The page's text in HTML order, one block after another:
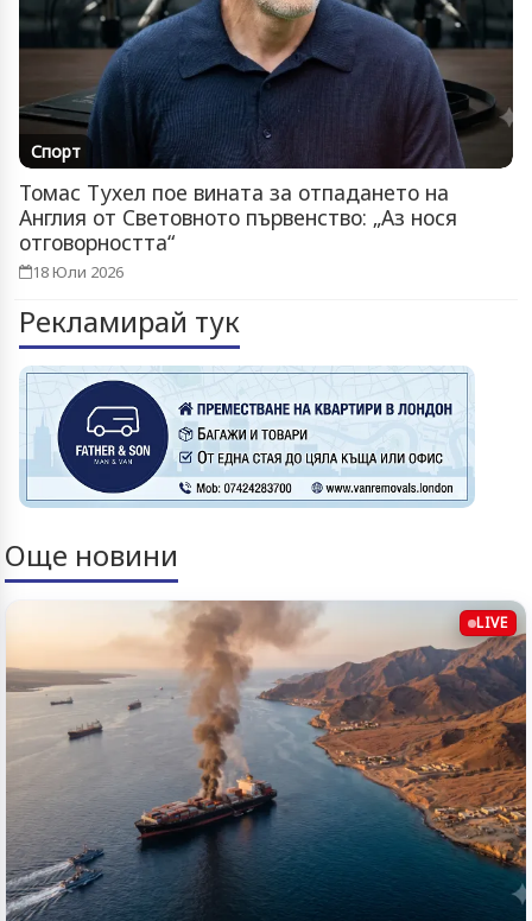
Спорт
Томас Тухел пое вината за отпадането на
Англия от Световното първенство: „Аз нося
отговорността“
18 Юли 2026
Рекламирай тук
Още новини
LIVE